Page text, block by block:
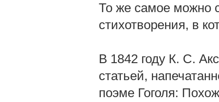
То же самое можно
стихотворения, в
В 1842 году К. С.
статьей,
поэме Гоголя: